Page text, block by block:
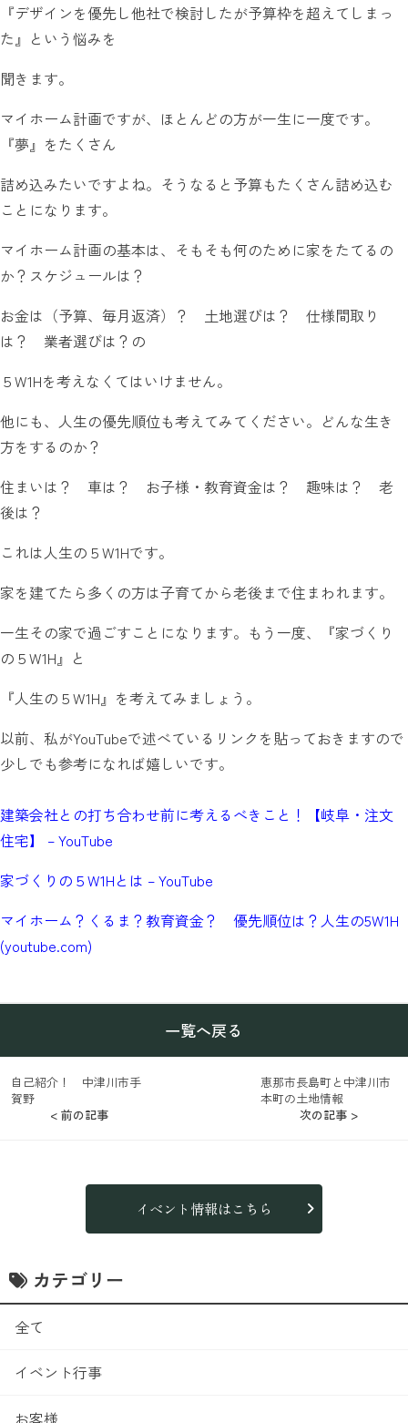
『デザインを優先し他社で検討したが予算枠を超えてしまっ
た』という悩みを
聞きます。
マイホーム計画ですが、ほとんどの方が一生に一度です。
『夢』をたくさん
詰め込みたいですよね。そうなると予算もたくさん詰め込む
ことになります。
マイホーム計画の基本は、そもそも何のために家をたてるの
か？スケジュールは？
お金は（予算、毎月返済）？ 土地選びは？ 仕様間取り
は？ 業者選びは？の
５W1Hを考えなくてはいけません。
他にも、人生の優先順位も考えてみてください。どんな生き
方をするのか？
住まいは？ 車は？ お子様・教育資金は？ 趣味は？ 老
後は？
これは人生の５W1Hです。
家を建てたら多くの方は子育てから老後まで住まわれます。
一生その家で過ごすことになります。もう一度、『家づくり
の５W1H』と
『人生の５W1H』を考えてみましょう。
以前、私がYouTubeで述べているリンクを貼っておきますので
少しでも参考になれば嬉しいです。
建築会社との打ち合わせ前に考えるべきこと！【岐阜・注文
住宅】 – YouTube
家づくりの５W1Hとは – YouTube
マイホーム？くるま？教育資金？ 優先順位は？人生の5W1H
(youtube.com)
< 前の記事
自己紹介！ 中津川市手
賀野
一覧へ戻る
恵那市長島町と中津川市
本町の土地情報
次の記事 >
イベント情報はこちら
カテゴリー
全て
イベント行事
お客様